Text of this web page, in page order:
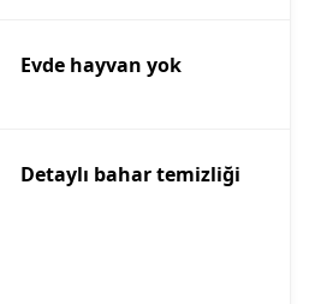
Evde hayvan yok
Detaylı bahar temizliği